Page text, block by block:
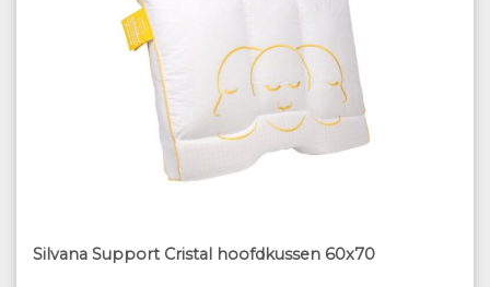
Silvana Support Cristal hoofdkussen 60x70